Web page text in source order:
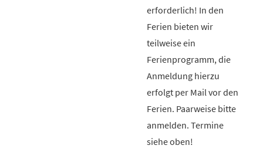
erforderlich! In den
Ferien bieten wir
teilweise ein
Ferienprogramm, die
Anmeldung hierzu
erfolgt per Mail vor den
Ferien. Paarweise bitte
anmelden. Termine
siehe oben!